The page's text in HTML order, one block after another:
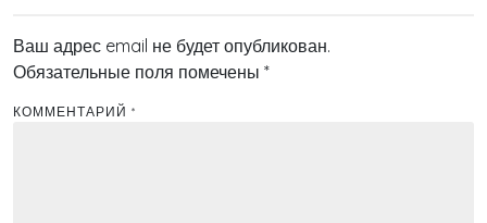
Ваш адрес email не будет опубликован.
Обязательные поля помечены *
КОММЕНТАРИЙ *